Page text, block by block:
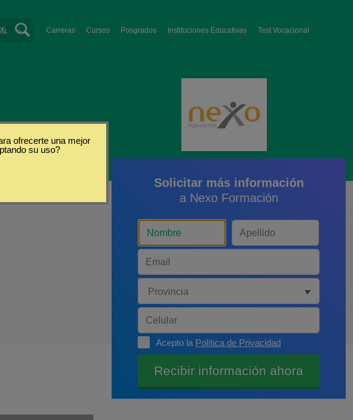
Carreras Cursos Posgrados Instituciones Educativas Test Vocacional
Solicitar más información
a Nexo Formación
Acepto la Política de Privacidad
ofrecerte una mejor
su uso?